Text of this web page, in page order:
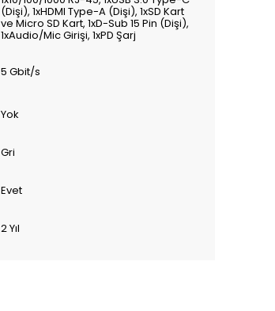
(Dişi), 1xHDMI Type-A (Dişi), 1xSD Kart
ve Micro SD Kart, 1xD-Sub 15 Pin (Dişi),
1xAudio/Mic Girişi, 1xPD Şarj
5 Gbit/s
Yok
Gri
Evet
2 Yıl